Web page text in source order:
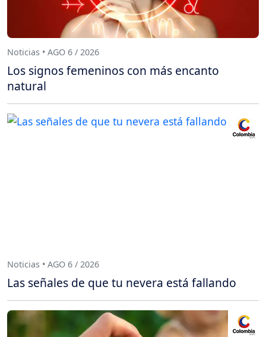
Noticias • AGO 6 / 2026
Los signos femeninos con más encanto
natural
Noticias • AGO 6 / 2026
Las señales de que tu nevera está fallando